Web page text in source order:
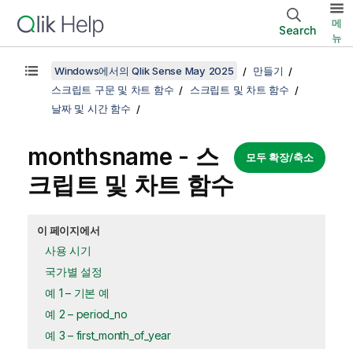
Search
메
뉴
Windows에서의 Qlik Sense May 2025
만들기
스크립트 구문 및 차트 함수
스크립트 및 차트 함수
날짜 및 시간 함수
모두 확장/축소
monthsname - 스
크립트 및 차트 함수
이 페이지에서
사용 시기
국가별 설정
예 1 – 기본 예
예 2 – period_no
예 3 – first_month_of_year